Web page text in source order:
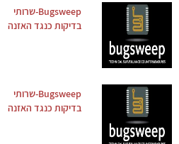
Bugsweep-שרותי
בדיקות כנגד האזנה
Bugsweep-שרותי
בדיקות כנגד האזנה